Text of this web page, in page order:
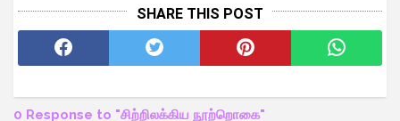
SHARE THIS POST
0 Response to "சிற்றிலக்கிய நூற்றொகை"